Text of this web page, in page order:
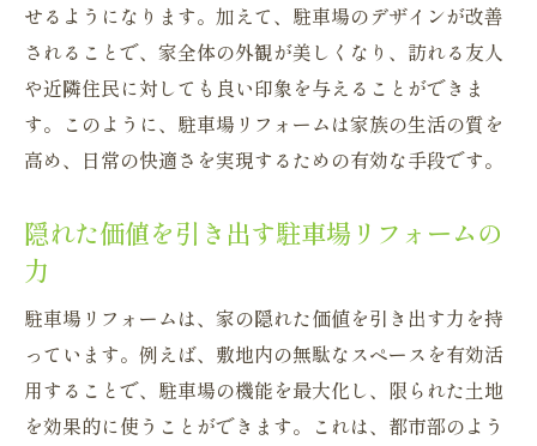
せるようになります。加えて、駐車場のデザインが改善
されることで、家全体の外観が美しくなり、訪れる友人
や近隣住民に対しても良い印象を与えることができま
す。このように、駐車場リフォームは家族の生活の質を
高め、日常の快適さを実現するための有効な手段です。
隠れた価値を引き出す駐車場リフォームの
力
駐車場リフォームは、家の隠れた価値を引き出す力を持
っています。例えば、敷地内の無駄なスペースを有効活
用することで、駐車場の機能を最大化し、限られた土地
を効果的に使うことができます。これは、都市部のよう